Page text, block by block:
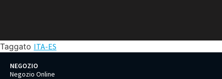
Taggato ITA-ES
NEGOZIO
Negozio Online